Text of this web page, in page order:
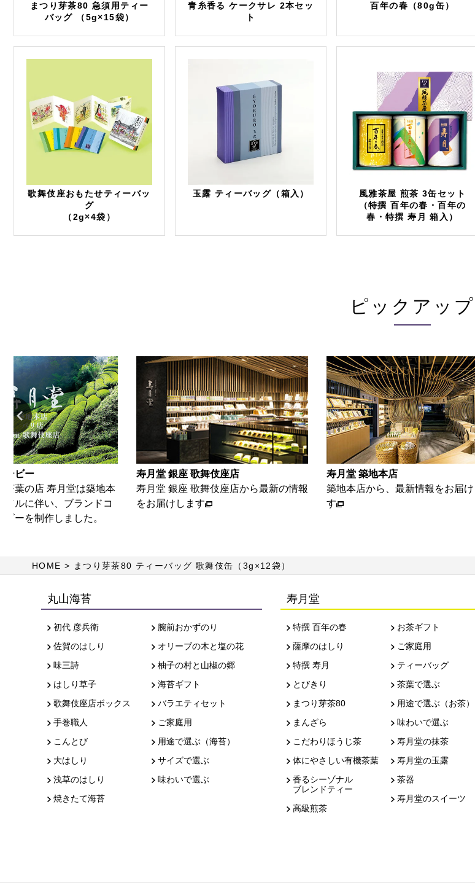
まつり芽茶80 急須用ティー
バッグ （5g×15袋）
青糸香る ケークサレ 2本セッ
ト
百年の春（80g缶）
歌舞伎座おもたせティーバッ
グ
（2g×4袋）
玉露 ティーバッグ（箱入）
風雅茶屋 煎茶 3缶セット
（特撰 百年の春・百年の
春・特撰 寿月 箱入）
ピックアップ
寿月堂は築地本
、ブランドコ
しました。
寿月堂 銀座 歌舞伎座店
寿月堂 銀座 歌舞伎座店から最新の情報
をお届けします
寿月堂 築地本店
築地本店から、最新情報をお届けしま
HOME まつり芽茶80 ティーバッグ 歌舞伎缶（3g×12袋）
丸山海苔
初代 彦兵衛
佐賀のはしり
味三詩
はしり草子
歌舞伎座店ボックス
手巻職人
こんとび
大はしり
浅草のはしり
焼きたて海苔
腕前おかずのり
オリーブの木と塩の花
柚子の村と山椒の郷
海苔ギフト
バラエティセット
ご家庭用
用途で選ぶ（海苔）
サイズで選ぶ
味わいで選ぶ
寿月堂
特撰 百年の春
薩摩のはしり
特撰 寿月
とびきり
まつり芽茶80
まんざら
こだわりほうじ茶
体にやさしい有機茶葉
香るシーゾナル
ブレンドティー
高級煎茶
お茶ギフト
ご家庭用
ティーバッグ
茶葉で選ぶ
用途で選ぶ（お茶）
味わいで選ぶ
寿月堂の抹茶
寿月堂の玉露
茶器
寿月堂のスイーツ